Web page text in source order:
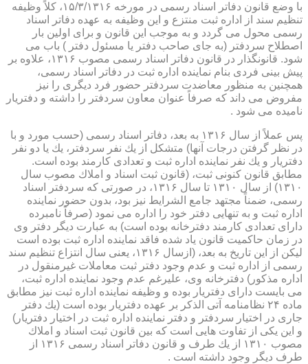
با وضع قانون دفاتر اسناد رسمی در مورخه ۱۵/۳/۱۳۱۶، كلاً وظیفه
تنظیم سند از اداره ثبت منتزع و این وظیفه به عهده دفاتر اسناد
رسمی محول می گردد و به موجب این قانون و برای اولین بار
اصطلاح سردفتر (به جای صاحب دفتر یا مسئول دفتر ) باب می
شود. قانونگذار در قانون دفاتر اسناد رسمی مصوب ۱۳۱۶، علاوه بر
پیش بینی فردی بنام نماینده اداره ثبت در دفاتر اسناد رسمی،
همچنین به منظور معاضدت سردفتر حضور فرد دیگری را نیز
مفروض می داند كه صرفاً عنوان معاون سردفتر را داشته و دفتریار
نامیده می شود .
پس عملاً از سال ۱۳۱۶ به بعد، دفاتر اسناد رسمی (حسب مورد و با
در نظر گرفتن درجات آنها) متشكل از یك نفر سردفتر، یك یا دو نفر
دفتریار و یك نفر نماینده اداره ثبت و تعدادی كارمند بوده است.
مطابق قانون كنونی ثبت، (قانون ثبت اسناد و املاك مصوب سال
۱۳۱۰) از سال ۱۳۱۰ تا سال ۱۳۱۶، در صورتی كه سردفتر اسناد
رسمی، ضمناً مجتهد جامع الشرایط نیز بود، بدون حضور نماینده
اداره ثبت و به تنهایی دفتر خود را اداره می نمود (صرفاً نامبرده
دارای تعدادی كارمند دفترخانه بوده است) به عبارت دیگر دفتر وی
در زمان حاكمیت قانون یاد شده فاقد نماینده اداره ثبت بوده است
لیكن از این تاریخ به بعد، (ازسال ۱۳۱۶، یعنی سال انتزاع تنظیم سند
رسمی از اداره ثبت و عدم وجود دفتر ثبت معاملات غیرمنقول در
اداره مذكور) دفترخانه وی، علیرغم عدم وجود نماینده اداره ثبت،
می بایست دارای دفتریار بوده و وظیفه نماینده اداره ثبت نیز مطابق
ماده ۲۴ نظامنامه آتی الذكر بر عهده دفتریار بوده است (یك دفتر
جاری در اختیار سردفتر و دفتر نماینده اداره ثبت در اختیار دفتریار)
و این یكی از تفاوت هایی است كه بین قانون ثبت اسناد و املاك
مصوب ۱۳۱۰ از یك طرف و قانون دفاتر اسناد رسمی ۱۳۱۶ از
طرف دیگر وجود داشته است .